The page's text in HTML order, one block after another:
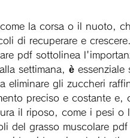
la corsa o il nuoto,
di recuperare e
pdf sottolinea
settimana, è
eliminare gli zuccheri
preciso e costante
il riposo, come i pesi
del grasso muscolare